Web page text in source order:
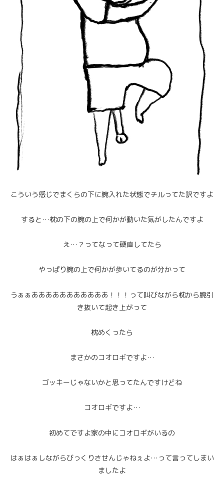
こういう感じでまくらの下に腕入れた状態でチルってた訳ですよ
すると…枕の下の腕の上で何かが動いた気がしたんですよ
え…？ってなって硬直してたら
やっぱり腕の上で何かが歩いてるのが分かって
うぁぁあああああああああああ！！！って叫びながら枕から腕引
き抜いて起き上がって
枕めくったら
まさかのコオロギですよ…
ゴッキーじゃないかと思ってたんですけどね
コオロギですよ…
初めてですよ家の中にコオロギがいるの
はぁはぁしながらびっくりさせんじゃねぇよ…って言ってしまい
ましたよ